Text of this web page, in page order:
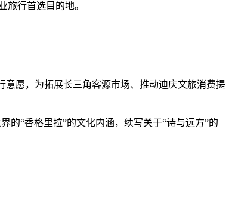
行首选目的地。
愿，为拓展长三角客源市场、推动迪庆文旅消费提
“香格里拉”的文化内涵，续写关于“诗与远方”的